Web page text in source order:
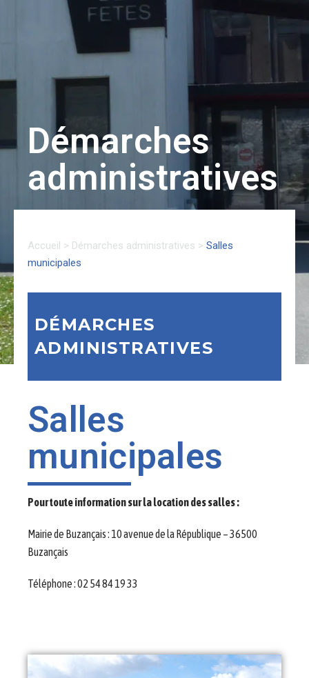
Démarches
administratives
Accueil > Démarches administratives > Salles
municipales
DÉMARCHES
ADMINISTRATIVES​
Salles
municipales
Pour toute information sur la location des salles :
Mairie de Buzançais : 10 avenue de la République – 36500
Buzançais
Téléphone : 02 54 84 19 33